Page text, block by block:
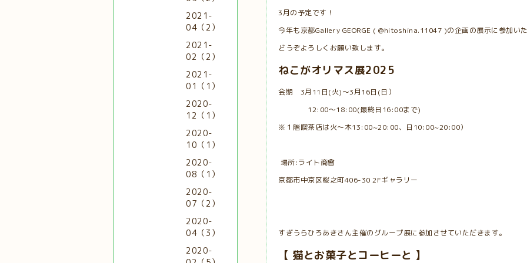
3月の予定です！
今年も京都Gallery GEORGE ( @hitoshina.11047 )の企画の展示に参加いた
どうぞよろしくお願い致します。
ねこがオリマス展2025
会期 3月11日(火)〜3月16日(日）
12:00〜18:00(最終日16:00まで)
※１階喫茶店は火〜木13:00~20:00、日10:00~20:00）
場所:ライト商會
京都市中京区桜之町406-30 2Fギャラリー
すぎうらひろあきさん主催のグループ展に参加させていただきます。
【 猫とお菓子とコーヒーと 】
2021-
04（2）
2021-
02（2）
2021-
01（1）
2020-
12（1）
2020-
10（1）
2020-
08（1）
2020-
07（2）
2020-
04（3）
2020-